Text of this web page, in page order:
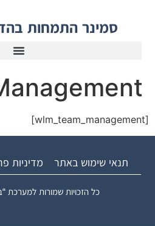
סמינר התמחות
[wlm_team_management]
תנאי שימוש באתר מדיניות
כל הזכויות שמורות למערכת